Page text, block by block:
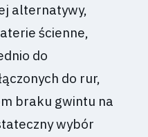
alternatywy,
ścienne,
do
do rur,
braku gwintu na
wybór